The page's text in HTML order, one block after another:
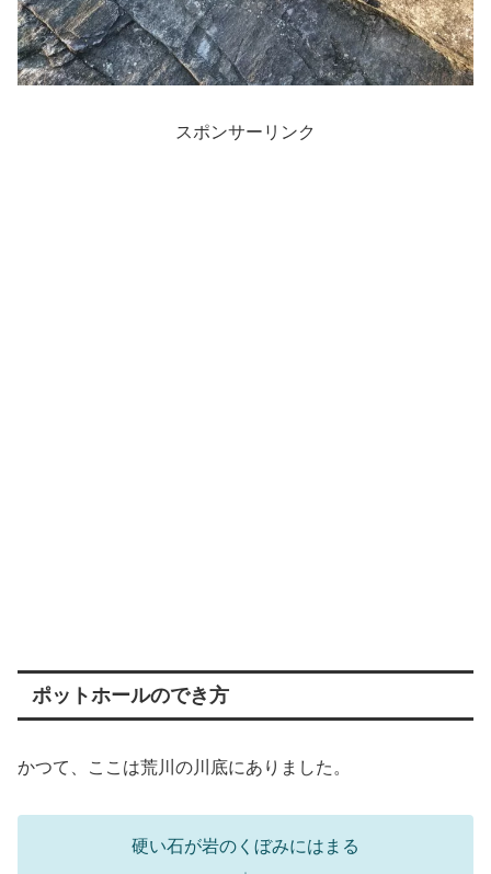
スポンサーリンク
ポットホールのでき方
かつて、ここは荒川の川底にありました。
硬い石が岩のくぼみにはまる